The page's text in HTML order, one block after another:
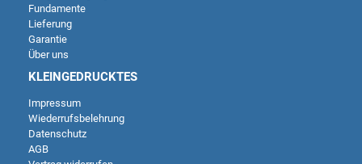
Fundamente
Lieferung
Garantie
Über uns
KLEINGEDRUCKTES
Impressum
Wiederrufsbelehrung
Datenschutz
AGB